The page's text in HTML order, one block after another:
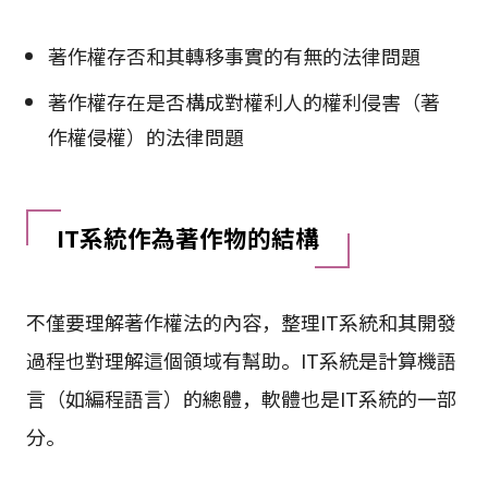
著作權存否和其轉移事實的有無的法律問題
著作權存在是否構成對權利人的權利侵害（著
作權侵權）的法律問題
IT系統作為著作物的結構
不僅要理解著作權法的內容，整理IT系統和其開發
過程也對理解這個領域有幫助。IT系統是計算機語
言（如編程語言）的總體，軟體也是IT系統的一部
分。